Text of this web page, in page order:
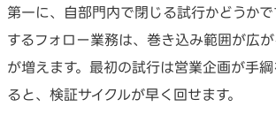
第一に、自部門内で閉じる試行かどうか
するフォロー業務は、巻き込み範囲が広
が増えます。最初の試行は営業企画が手
ると、検証サイクルが早く回せます。